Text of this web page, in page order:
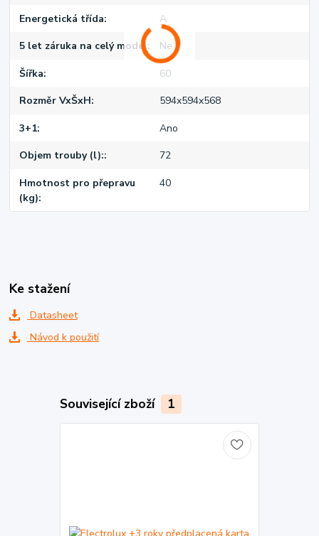
Energetická třída A
5 let záruka na celý model Ne
Šířka 60
Rozměr VxŠxH 594x594x568
3+1 Ano
Objem trouby (l): 72
Hmotnost pro přepravu
(kg)
40
Ke stažení
Datasheet
Návod k použití
Související zboží 1